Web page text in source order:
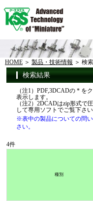
HOME 製品・技術情報 検
検索結果
（注1）PDF,3DCADの * を
表示します。
（注2）2DCADはzip形式で
して専用ソフトでご覧下さい
※表中の製品についての問
さい。
4件
種別